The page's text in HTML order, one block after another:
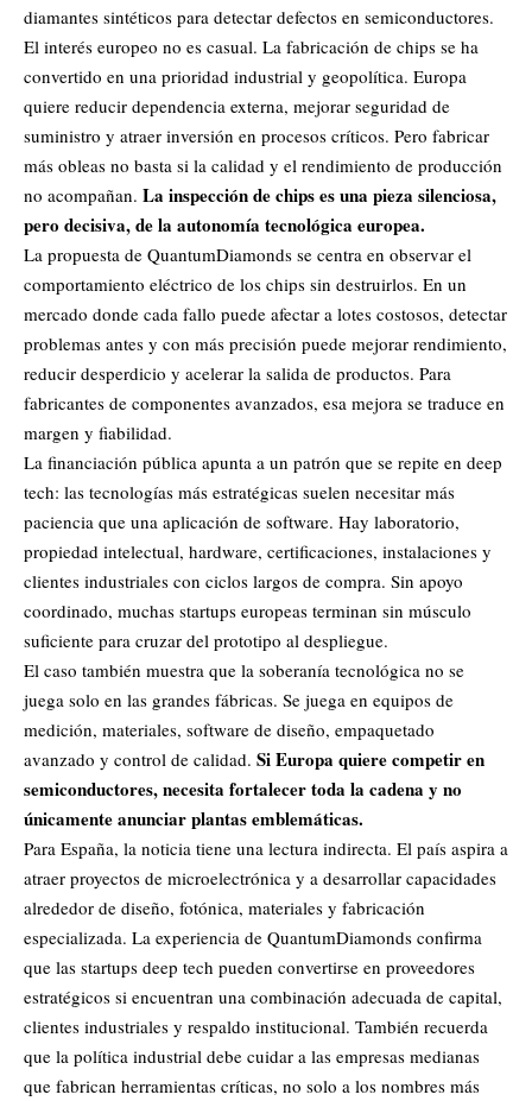
diamantes sintéticos para detectar defectos en semiconductores.
El interés europeo no es casual. La fabricación de chips se ha
convertido en una prioridad industrial y geopolítica. Europa
quiere reducir dependencia externa, mejorar seguridad de
suministro y atraer inversión en procesos críticos. Pero fabricar
más obleas no basta si la calidad y el rendimiento de producción
no acompañan. La inspección de chips es una pieza silenciosa,
pero decisiva, de la autonomía tecnológica europea.
La propuesta de QuantumDiamonds se centra en observar el
comportamiento eléctrico de los chips sin destruirlos. En un
mercado donde cada fallo puede afectar a lotes costosos, detectar
problemas antes y con más precisión puede mejorar rendimiento,
reducir desperdicio y acelerar la salida de productos. Para
fabricantes de componentes avanzados, esa mejora se traduce en
margen y fiabilidad.
La financiación pública apunta a un patrón que se repite en deep
tech: las tecnologías más estratégicas suelen necesitar más
paciencia que una aplicación de software. Hay laboratorio,
propiedad intelectual, hardware, certificaciones, instalaciones y
clientes industriales con ciclos largos de compra. Sin apoyo
coordinado, muchas startups europeas terminan sin músculo
suficiente para cruzar del prototipo al despliegue.
El caso también muestra que la soberanía tecnológica no se
juega solo en las grandes fábricas. Se juega en equipos de
medición, materiales, software de diseño, empaquetado
avanzado y control de calidad. Si Europa quiere competir en
semiconductores, necesita fortalecer toda la cadena y no
únicamente anunciar plantas emblemáticas.
Para España, la noticia tiene una lectura indirecta. El país aspira a
atraer proyectos de microelectrónica y a desarrollar capacidades
alrededor de diseño, fotónica, materiales y fabricación
especializada. La experiencia de QuantumDiamonds confirma
que las startups deep tech pueden convertirse en proveedores
estratégicos si encuentran una combinación adecuada de capital,
clientes industriales y respaldo institucional. También recuerda
que la política industrial debe cuidar a las empresas medianas
que fabrican herramientas críticas, no solo a los nombres más